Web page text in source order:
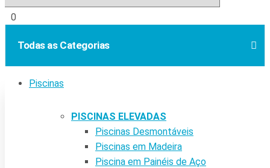
0
Todas as Categorias
Piscinas
PISCINAS ELEVADAS
Piscinas Desmontáveis
Piscinas em Madeira
Piscina em Painéis de Aço